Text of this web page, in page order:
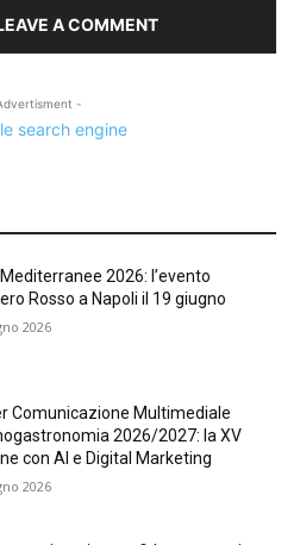
A COMMENT
-
2026: l’evento
Rosso a Napoli il 19 giugno
2026
Comunicazione Multimediale
2026/2027: la XV
con AI e Digital Marketing
2026